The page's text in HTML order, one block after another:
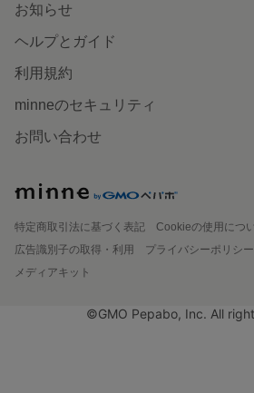
お知らせ
ヘルプとガイド
利用規約
minneのセキュリティ
お問い合わせ
特定商取引法に基づく表記
Cookieの使用につ
広告識別子の取得・利用
プライバシーポリシー
メディアキット
©GMO Pepabo, Inc. All